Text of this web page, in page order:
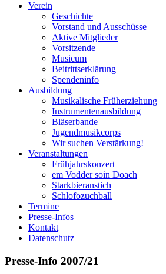
Verein
Geschichte
Vorstand und Ausschüsse
Aktive Mitglieder
Vorsitzende
Musicum
Beitrittserklärung
Spendeninfo
Ausbildung
Musikalische Früherziehung
Instrumentenausbildung
Bläserbande
Jugendmusikcorps
Wir suchen Verstärkung!
Veranstaltungen
Frühjahrskonzert
em Vodder soin Doach
Starkbieranstich
Schlofozuchball
Termine
Presse-Infos
Kontakt
Datenschutz
Presse-Info 2007/21